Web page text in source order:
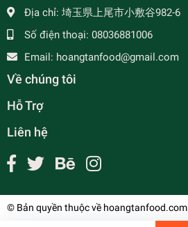
Địa chỉ: 埼玉県上尾市小敷谷982-6
Số điện thoại: 08036881006
Email: hoangtanfood@gmail.com
Về chúng tôi
Hỗ Trợ
Liên hệ
© Bản quyền thuộc về hoangtanfood.com
undefined